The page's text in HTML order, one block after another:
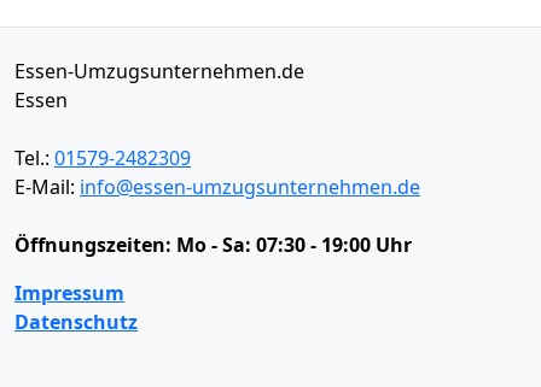
Essen-Umzugsunternehmen.de
Essen
Tel.: 01579-2482309
E-Mail: info@essen-umzugsunternehmen.de
Öffnungszeiten: Mo - Sa: 07:30 - 19:00 Uhr
Impressum
Datenschutz